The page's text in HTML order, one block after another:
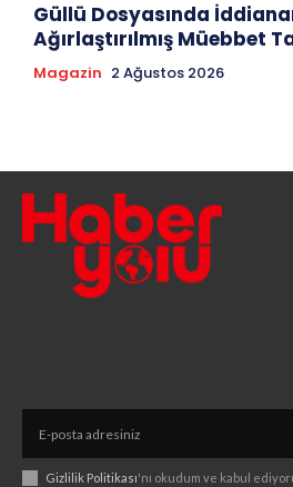
Güllü Dosyasında
Ağırlaştırılmış Müebbet
Magazin 2 Ağustos 2026
Gizlilik Politikası'nı okudum ve kabul